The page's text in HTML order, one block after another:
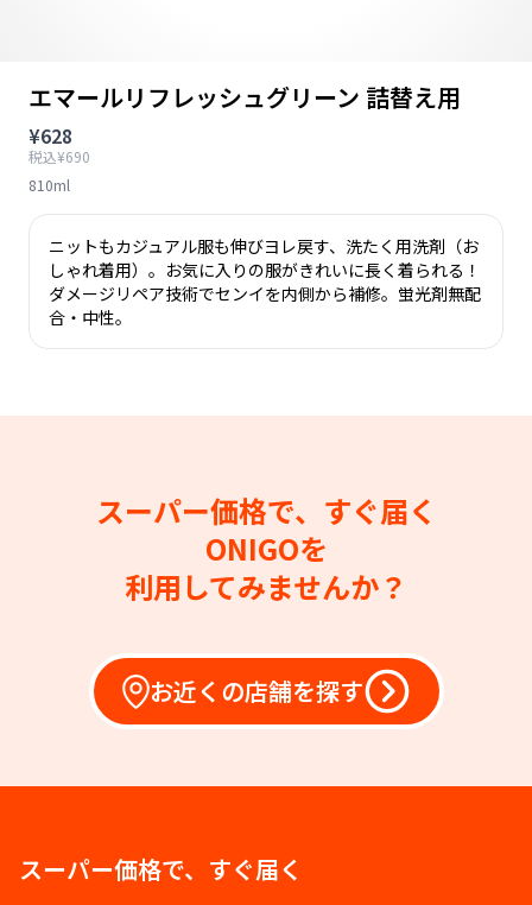
エマールリフレッシュグリーン 詰替え用
¥628
税込¥690
810ml
ニットもカジュアル服も伸びヨレ戻す、洗たく用洗剤（お
しゃれ着用）。お気に入りの服がきれいに長く着られる！
ダメージリペア技術でセンイを内側から補修。蛍光剤無配
合・中性。
スーパー価格で、すぐ届く
ONIGOを
利用してみませんか？
お近くの店舗を探す
スーパー価格で、すぐ届く